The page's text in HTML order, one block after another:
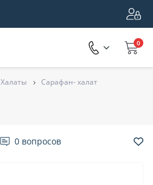
0
Халаты Сарафан- халат
0 вопросов